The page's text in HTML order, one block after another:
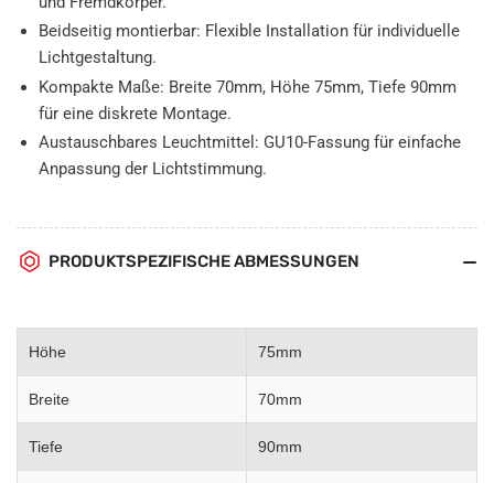
Beidseitig montierbar: Flexible Installation für individuelle
Lichtgestaltung.
Kompakte Maße: Breite 70mm, Höhe 75mm, Tiefe 90mm
für eine diskrete Montage.
Austauschbares Leuchtmittel: GU10-Fassung für einfache
Anpassung der Lichtstimmung.
PRODUKTSPEZIFISCHE ABMESSUNGEN
Höhe 75mm
Breite 70mm
Tiefe 90mm